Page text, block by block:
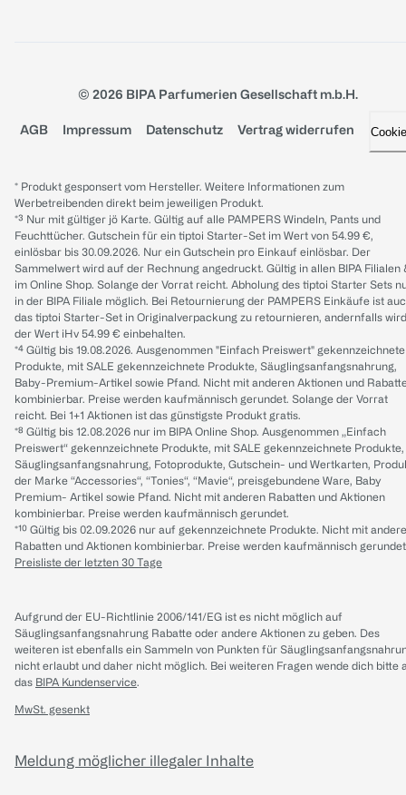
© 2026 BIPA Parfumerien Gesellschaft m.b.H.
AGB Impressum Datenschutz Vertrag widerrufen
* Produkt gesponsert vom Hersteller. Weitere Informationen zum
Werbetreibenden direkt beim jeweiligen Produkt.
*³ Nur mit gültiger jö Karte. Gültig auf alle PAMPERS Windeln, Pants und
Feuchttücher. Gutschein für ein tiptoi Starter-Set im Wert von 54.99 €,
einlösbar bis 30.09.2026. Nur ein Gutschein pro Einkauf einlösbar. Der
Sammelwert wird auf der Rechnung angedruckt. Gültig in allen BIPA Filialen
im Online Shop. Solange der Vorrat reicht. Abholung des tiptoi Starter Sets
in der BIPA Filiale möglich. Bei Retournierung der PAMPERS Einkäufe ist
das tiptoi Starter-Set in Originalverpackung zu retournieren, andernfalls wird
der Wert iHv 54.99 € einbehalten.
*⁴ Gültig bis 19.08.2026. Ausgenommen "Einfach Preiswert" gekennzeichnete
Produkte, mit SALE gekennzeichnete Produkte, Säuglingsanfangsnahrung,
Baby-Premium-Artikel sowie Pfand. Nicht mit anderen Aktionen und
kombinierbar. Preise werden kaufmännisch gerundet. Solange der Vorrat
reicht. Bei 1+1 Aktionen ist das günstigste Produkt gratis.
*⁸ Gültig bis 12.08.2026 nur im BIPA Online Shop. Ausgenommen „Einfach
Preiswert“ gekennzeichnete Produkte, mit SALE gekennzeichnete Produkte,
Säuglingsanfangsnahrung, Fotoprodukte, Gutschein- und Wertkarten,
der Marke “Accessories“, “Tonies“, “Mavie“, preisgebundene Ware, Baby
Premium- Artikel sowie Pfand. Nicht mit anderen Rabatten und Aktionen
kombinierbar. Preise werden kaufmännisch gerundet.
*¹⁰ Gültig bis 02.09.2026 nur auf gekennzeichnete Produkte. Nicht mit
Rabatten und Aktionen kombinierbar. Preise werden kaufmännisch
Preisliste der letzten 30 Tage
Aufgrund der EU-Richtlinie 2006/141/EG ist es nicht möglich auf
Säuglingsanfangsnahrung Rabatte oder andere Aktionen zu geben. Des
weiteren ist ebenfalls ein Sammeln von Punkten für
nicht erlaubt und daher nicht möglich. Bei weiteren Fragen wende dich bitte
das BIPA Kundenservice.
MwSt. gesenkt
Meldung möglicher illegaler Inhalte